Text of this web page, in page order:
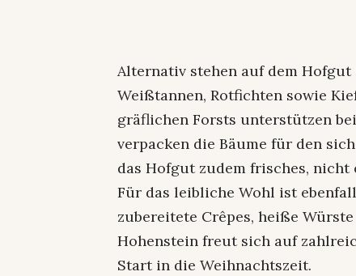
Alternativ stehen auf dem
Weißtannen, Rotfichten sowie
gräflichen Forsts unterstützen
verpacken die Bäume für den
das Hofgut zudem frisches, nicht
Für das leibliche Wohl ist
zubereitete Crêpes, heiße
Hohenstein freut sich auf
Start in die Weihnachtszeit.